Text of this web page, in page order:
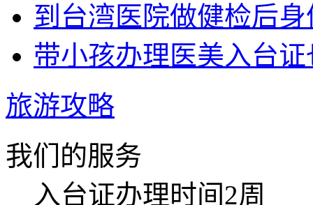
到台湾医院做健检后
带小孩办理医美入台
旅游攻略
我们的服务
入台证办理时间2周